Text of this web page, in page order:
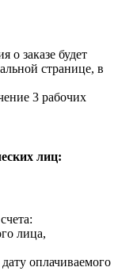
о заказе будет
странице, в
3 рабочих
лиц:
лица,
оплачиваемого